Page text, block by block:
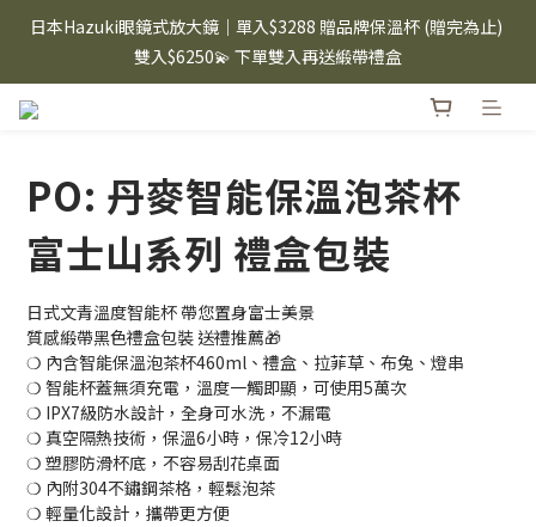
⸜ 8/1-8/31 ⸝  88購物節｜下單滿$1600折$100 / 滿$2200折$200 /
滿$3000折$300 (排除Hazuki及EspressoTokyo)
日本Hazuki眼鏡式放大鏡｜單入$3288 贈品牌保溫杯 (贈完為止)
雙入$6250💫 下單雙入再送緞帶禮盒
Candies 手機殼 $299起🤳🏻下單即贈 限量造型鑰匙圈(款式隨機)
⸜ 8/1-8/31 ⸝  88購物節｜下單滿$1600折$100 / 滿$2200折$200 /
PO: 丹麥智能保溫泡茶杯
富士山系列 禮盒包裝
日式文青溫度智能杯 帶您置身富士美景
質感緞帶黑色禮盒包裝 送禮推薦🎁
❍ 內含智能保溫泡茶杯460ml、禮盒、拉菲草、布兔、燈串
❍ 智能杯蓋無須充電，溫度一觸即顯，可使用5萬次
❍ IPX7級防水設計，全身可水洗，不漏電
❍ 真空隔熱技術，保溫6小時，保冷12小時
❍ 塑膠防滑杯底，不容易刮花桌面
❍ 內附304不鏽鋼茶格，輕鬆泡茶
❍ 輕量化設計，攜帶更方便